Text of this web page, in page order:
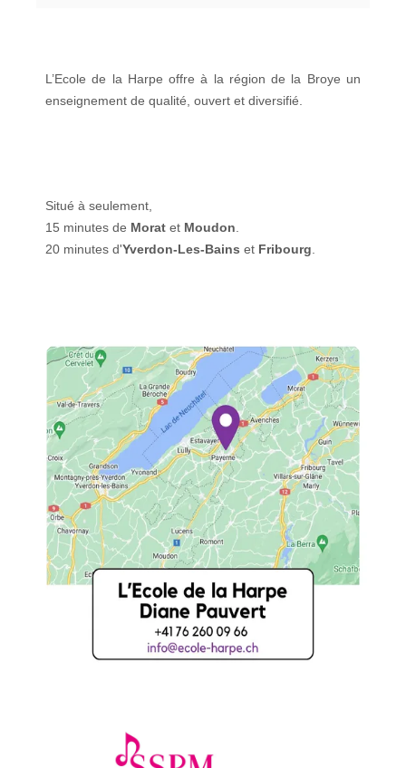
L’Ecole de la Harpe offre à la région de la Broye un
enseignement de qualité, ouvert et diversifié.
Situé à seulement,
15 minutes de Morat et Moudon
20 minutes d'Yverdon-Les-Bains et Fribourg